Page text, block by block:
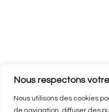
Nous respectons
Nous utilisons des cookies
de navigation, diffuser des